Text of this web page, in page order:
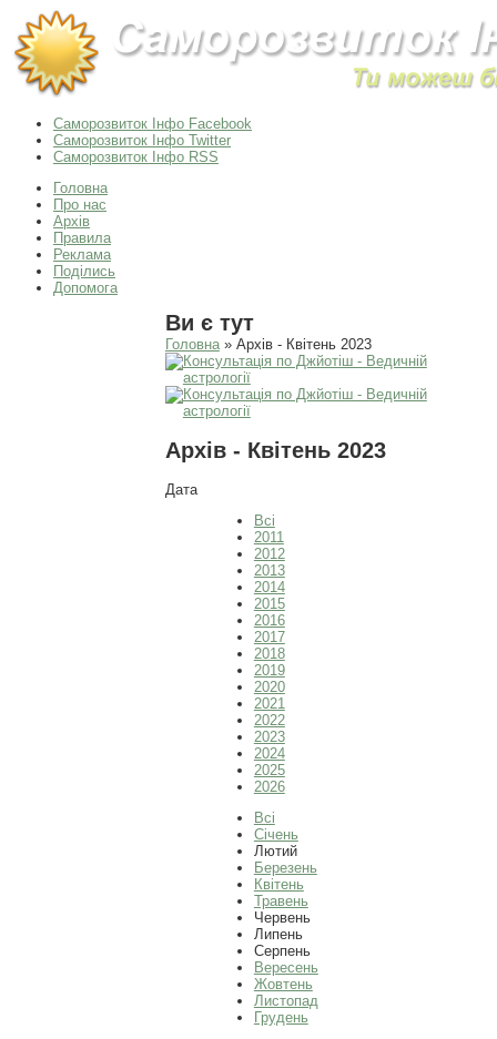
Саморозвиток Інфо Facebook
Саморозвиток Інфо Twitter
Саморозвиток Інфо RSS
Головна
Про нас
Архів
Правила
Реклама
Поділись
Допомога
Ви є тут
Головна» Архів - Квітень 2023
Архів - Квітень 2023
Дата
Всі
2011
2012
2013
2014
2015
2016
2017
2018
2019
2020
2021
2022
2023
2024
2025
2026
Всі
Січень
Лютий
Березень
Квітень
Травень
Червень
Липень
Серпень
Вересень
Жовтень
Листопад
Грудень